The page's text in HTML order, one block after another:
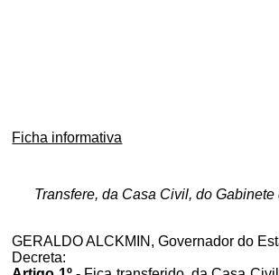
Ficha informativa
Transfere, da Casa Civil, do
GERALDO ALCKMIN, Governador do
Decreta: